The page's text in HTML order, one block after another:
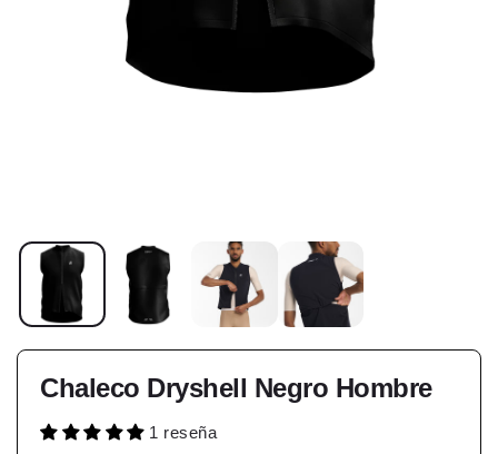
Chaleco Dryshell Negro Hombre
1 reseña